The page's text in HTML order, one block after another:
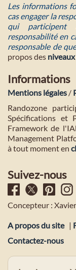
Les informations
cas engager la
qui participent
responsabilité en
responsable de
propos des
Informations
Mentions légales /
Randozone
Spécifications et
Framework de
Management
à tout moment en
Suivez-nous
Concepteur :
A propos du site |
Contactez-nous